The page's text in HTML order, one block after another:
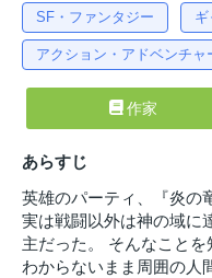
SF・ファンタジー ギ
アクション・アドベンチャ
作家
あらすじ
英雄のパーティ、『炎の
実は戦闘以外は神の域に
主だった。 そんなこと
わからないまま周囲の人